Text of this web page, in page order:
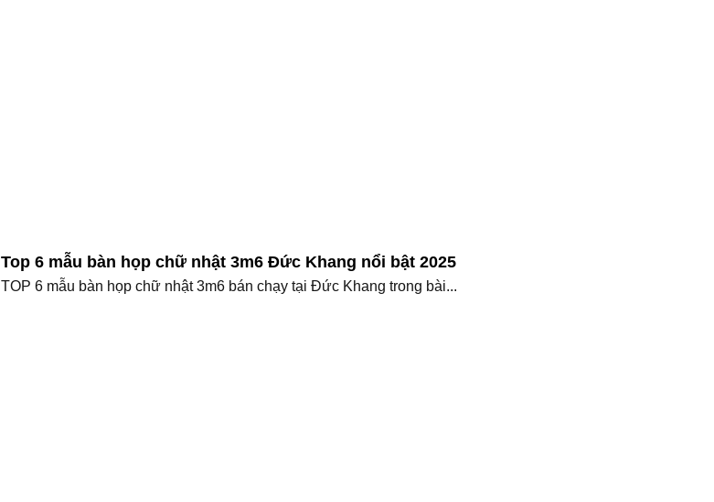
Top 6 mẫu bàn họp chữ nhật 3m6 Đức Khang nổi bật 2025
TOP 6 mẫu bàn họp chữ nhật 3m6 bán chạy tại Đức Khang trong bài...